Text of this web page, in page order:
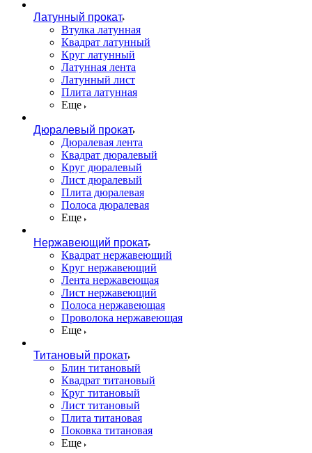
Латунный прокат
Втулка латунная
Квадрат латунный
Круг латунный
Латунная лента
Латунный лист
Плита латунная
Еще
Дюралевый прокат
Дюралевая лента
Квадрат дюралевый
Круг дюралевый
Лист дюралевый
Плита дюралевая
Полоса дюралевая
Еще
Нержавеющий прокат
Квадрат нержавеющий
Круг нержавеющий
Лента нержавеющая
Лист нержавеющий
Полоса нержавеющая
Проволока нержавеющая
Еще
Титановый прокат
Блин титановый
Квадрат титановый
Круг титановый
Лист титановый
Плита титановая
Поковка титановая
Еще